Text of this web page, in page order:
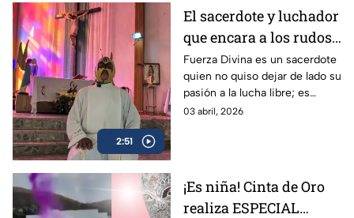
2:51
El sacerdote y luchador
que encara a los rudos
y al pecado: Fuerza
Divina
Fuerza Divina es un sacerdote
quien no quiso dejar de lado su
pasión a la lucha libre; es
profesional de este deporte y
03 abril, 2026
¡Es niña! Cinta de Oro
realiza ESPECIAL